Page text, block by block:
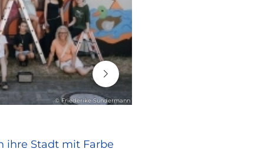
© Friederike Sundermann
ihre Stadt mit Farbe